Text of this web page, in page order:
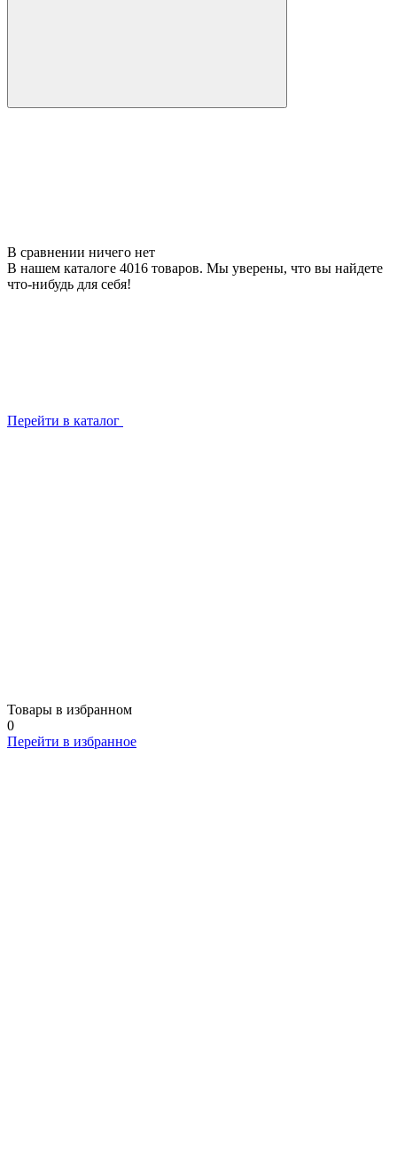
В сравнении ничего нет
В нашем каталоге 4016 товаров. Мы уверены, что вы найдете
что-нибудь для себя!
Перейти в каталог
Товары в избранном
0
Перейти в избранное